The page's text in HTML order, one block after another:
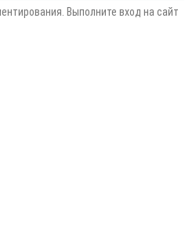
Выполните вход на сайт